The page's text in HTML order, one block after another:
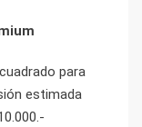
para
estimada